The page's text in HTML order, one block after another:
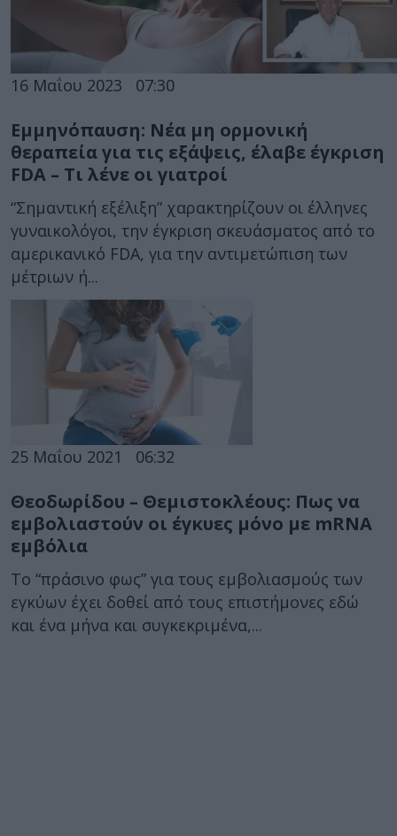
16 Μαΐου 2023 07:30
Εμμηνόπαυση: Nέα μη ορμονική
θεραπεία για τις εξάψεις, έλαβε έγκριση
FDA – Τι λένε οι γιατροί
“Σημαντική εξέλιξη” χαρακτηρίζουν οι έλληνες
γυναικολόγοι, την έγκριση σκευάσματος από το
αμερικανικό FDA, για την αντιμετώπιση των
μέτριων ή...
25 Μαΐου 2021 06:32
Θεοδωρίδου – Θεμιστοκλέους: Πως να
εμβολιαστούν οι έγκυες μόνο με mRNA
εμβόλια
Το “πράσινο φως” για τους εμβολιασμούς των
εγκύων έχει δοθεί από τους επιστήμονες εδώ
και ένα μήνα και συγκεκριμένα,...